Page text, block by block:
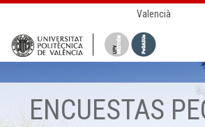
Valencià
ENCUESTAS